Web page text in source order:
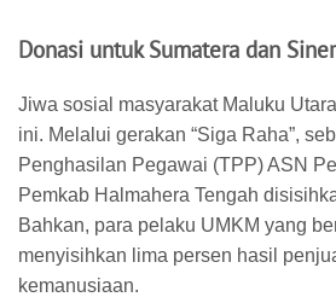
Donasi untuk Sumatera dan
​Jiwa sosial masyarakat Maluku
ini. Melalui gerakan “Siga Raha”,
Penghasilan Pegawai (TPP) ASN
Pemkab Halmahera Tengah
Bahkan, para pelaku UMKM yang
menyisihkan lima persen hasil
kemanusiaan.